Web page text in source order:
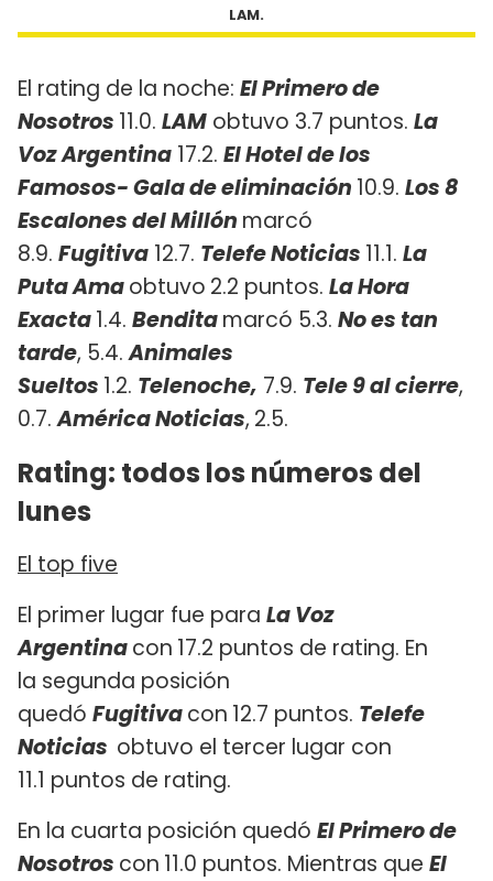
LAM.
El rating de la noche: El Primero de
Nosotros 11.0. LAM obtuvo 3.7 puntos. La
Voz Argentina 17.2. El Hotel de los
Famosos- Gala de eliminación 10.9. Los 8
Escalones del Millón marcó
8.9. Fugitiva 12.7. Telefe Noticias 11.1. La
Puta Amaobtuvo 2.2 puntos. ​ La Hora
Exacta1.4. Benditamarcó 5.3. No es tan
tarde, 5.4.Animales
Sueltos 1.2. Telenoche, 7.9. Tele 9 al cierre,
0.7.América Noticias, 2.5.
Rating: todos los números del
lunes
El top five
El primer lugar fue para La Voz
Argentinacon 17.2 puntos de rating. En
la segunda posición
quedó Fugitivacon 12.7 puntos. Telefe
Noticias obtuvo el tercer lugar con
11.1 puntos de rating.
En la cuarta posición quedó El Primero de
Nosotros con 11.0 puntos. Mientras que El